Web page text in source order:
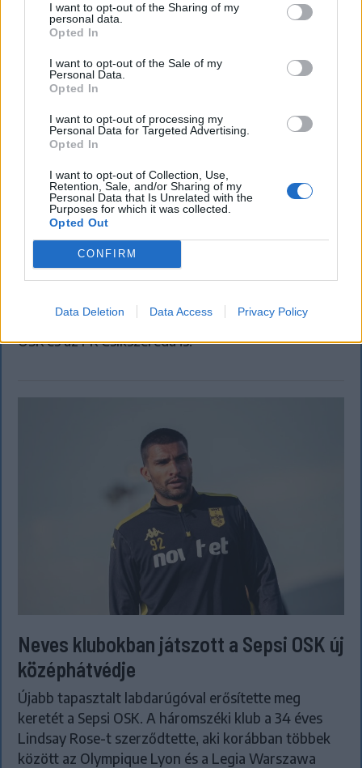
I want to opt-out of the Sharing of my
personal data.
Opted In
I want to opt-out of the Sale of my
Personal Data.
Opted In
I want to opt-out of processing my
Personal Data for Targeted Advertising.
Opted In
I want to opt-out of Collection, Use,
Retention, Sale, and/or Sharing of my
Personal Data that Is Unrelated with the
Purposes for which it was collected.
Opted Out
CONFIRM
Data Deletion Data Access Privacy Policy
Szembementek a trenddel: a Sepsi OSK
és az FK Csíkszereda kilóg a sorból a
Szuperligában
A labdarúgó Szuperliga 2026–2027-es idényében a
16 élvonalbeli klub közül 13 szerencsejáték-ipari
reklámfelületén. A kivételek közé tartozik a Sepsi
OSK és az FK Csíkszereda is.
Neves klubokban játszott a Sepsi OSK új
középhátvédje
Újabb tapasztalt labdarúgóval erősítette meg
keretét a Sepsi OSK. A háromszéki klub a 34 éves
Lindsay Rose-t szerződtette, aki korábban többek
között az Olympique Lyon és a Legia Warszawa